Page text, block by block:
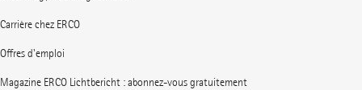
Carrière chez ERCO
Offres d'emploi
Magazine ERCO Lichtbericht : abonnez-vous gratuitement